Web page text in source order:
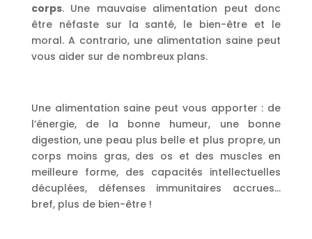
corps. Une mauvaise alimentation peut donc
être néfaste sur la santé, le bien-être et le
moral. A contrario, une alimentation saine peut
vous aider sur de nombreux plans.
Une alimentation saine peut vous apporter : de
l’énergie, de la bonne humeur, une bonne
digestion, une peau plus belle et plus propre, un
corps moins gras, des os et des muscles en
meilleure forme, des capacités intellectuelles
décuplées, défenses immunitaires accrues…
bref, plus de bien-être !